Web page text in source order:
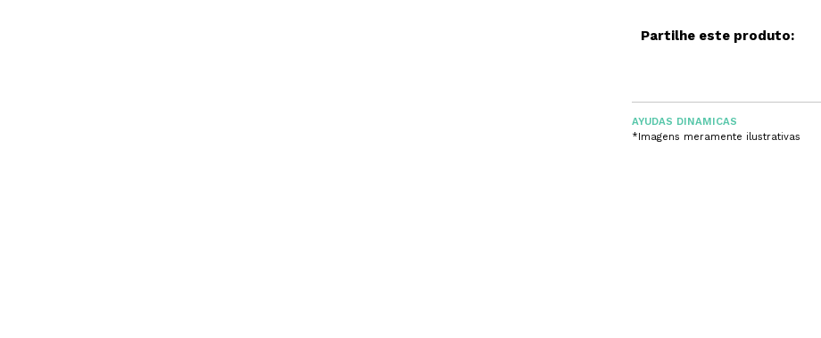
Partilhe este produto:
AYUDAS DINAMICAS
*Imagens meramente ilustrativas